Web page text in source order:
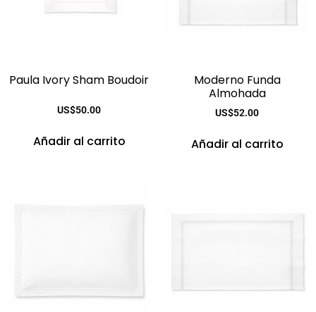
Paula Ivory Sham Boudoir
US$50.00
Añadir al carrito
Moderno Funda
Almohada
US$52.00
Añadir al carrito